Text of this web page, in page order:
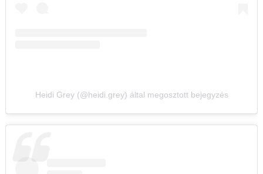
Heidi Grey (@heidi.grey) által megosztott bejegyzés